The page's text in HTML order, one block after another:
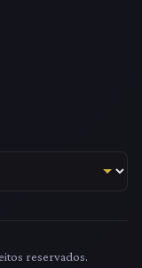
reservados.